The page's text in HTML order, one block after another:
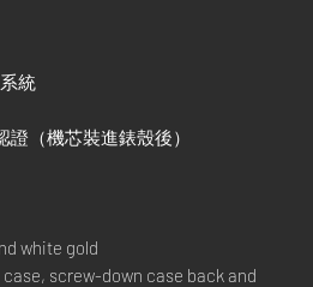
統
證（機芯裝進錶殼後）
white gold
case, screw-down case back and